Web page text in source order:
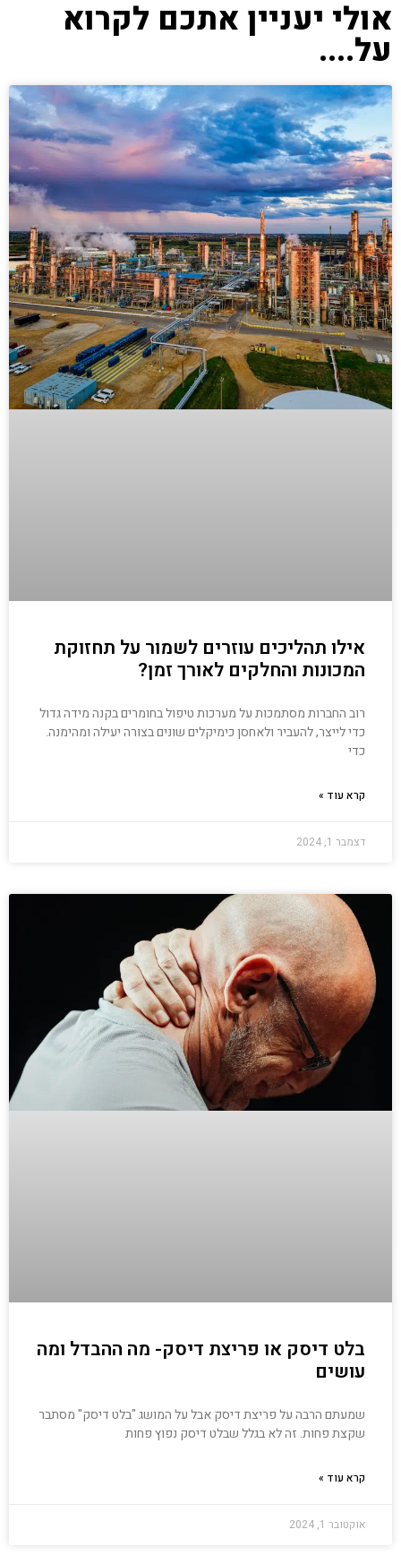
אולי יעניין אתכם לקרוא
על....
אילו תהליכים עוזרים לשמור על תחזוקת
המכונות והחלקים לאורך זמן?
רוב החברות מסתמכות על מערכות טיפול בחומרים בקנה מידה גדול
כדי לייצר, להעביר ולאחסן כימיקלים שונים בצורה יעילה ומהימנה.
כדי
קרא עוד »
דצמבר 1, 2024
בלט דיסק או פריצת דיסק- מה ההבדל ומה
עושים
שמעתם הרבה על פריצת דיסק אבל על המושג "בלט דיסק" מסתבר
שקצת פחות. זה לא בגלל שבלט דיסק נפוץ פחות
קרא עוד »
אוקטובר 1, 2024